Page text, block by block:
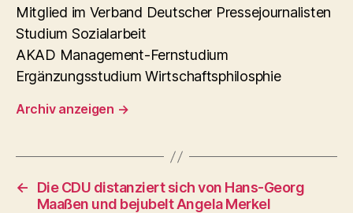
Mitglied im Verband Deutscher Pressejournalisten
Studium Sozialarbeit
AKAD Management-Fernstudium
Ergänzungsstudium Wirtschaftsphilosphie
Archiv anzeigen →
←
Die CDU distanziert sich von Hans-Georg
Maaßen und bejubelt Angela Merkel